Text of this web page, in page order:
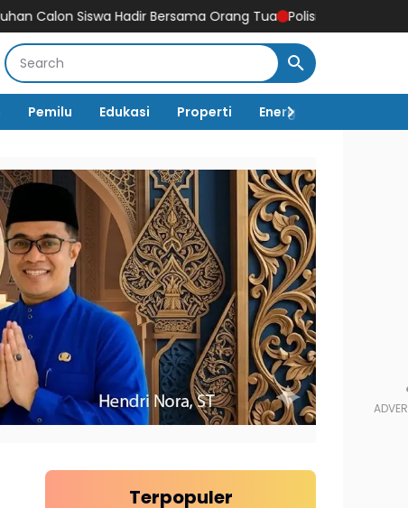
Hadir Bersama Orang Tua Polisi Hentikan Penyidikan Kasus
Pemilu Edukasi Properti Energi
Terpopuler